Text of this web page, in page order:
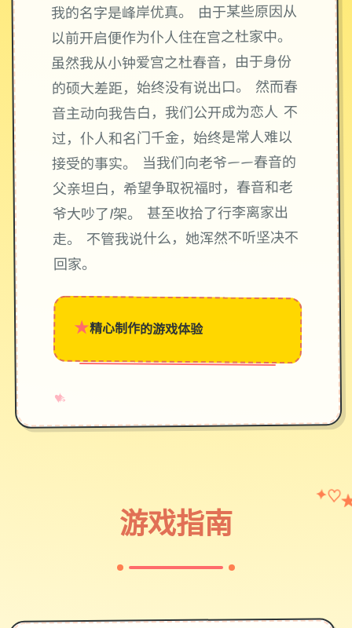
我的名字是峰岸优真。 由于某些原因从
以前开启便作为仆人住在宫之杜家中。
虽然我从小钟爱宫之杜春音，由于身份
的硕大差距，始终没有说出口。 然而春
音主动向我告白，我们公开成为恋人 不
过，仆人和名门千金，始终是常人难以
接受的事实。 当我们向老爷——春音的
父亲坦白，希望争取祝福时，春音和老
爷大吵了1架。 甚至收拾了行李离家出
走。 不管我说什么，她浑然不听坚决不
回家。
★精心制作的游戏体验
♥
✧
→
游戏指南
✦ ♡